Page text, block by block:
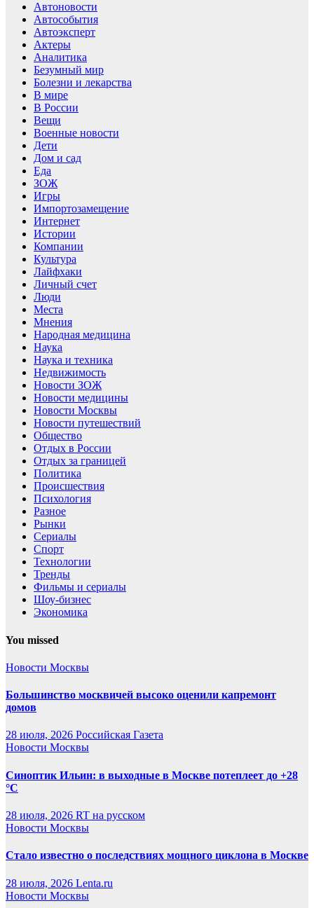
Автоновости
Автособытия
Автоэксперт
Актеры
Аналитика
Безумный мир
Болезни и лекарства
В мире
В России
Вещи
Военные новости
Дети
Дом и сад
Еда
ЗОЖ
Игры
Импортозамещение
Интернет
Истории
Компании
Культура
Лайфхаки
Личный счет
Люди
Места
Мнения
Народная медицина
Наука
Наука и техника
Недвижимость
Новости ЗОЖ
Новости медицины
Новости Москвы
Новости путешествий
Общество
Отдых в России
Отдых за границей
Политика
Происшествия
Психология
Разное
Рынки
Сериалы
Спорт
Технологии
Тренды
Фильмы и сериалы
Шоу-бизнес
Экономика
You missed
Новости Москвы
Большинство москвичей высоко оценили капремонт
домов
28 июля, 2026 Российская Газета
Новости Москвы
Синоптик Ильин: в выходные в Москве потеплеет до +28
°C
28 июля, 2026 RT на русском
Новости Москвы
Стало известно о последствиях мощного циклона в Москве
28 июля, 2026 Lenta.ru
Новости Москвы